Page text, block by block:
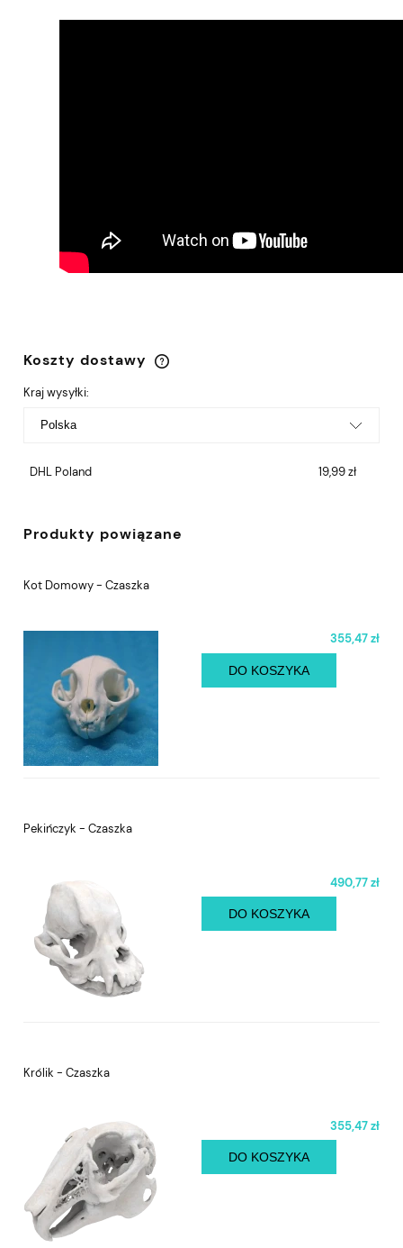
Koszty dostawy
Cena nie zawiera ewentualnych kosztów
płatności
Kraj wysyłki:
DHL Poland 19,99 zł
Produkty powiązane
Kot Domowy - Czaszka
355,47 zł
DO KOSZYKA
Pekińczyk - Czaszka
490,77 zł
DO KOSZYKA
Królik - Czaszka
355,47 zł
DO KOSZYKA